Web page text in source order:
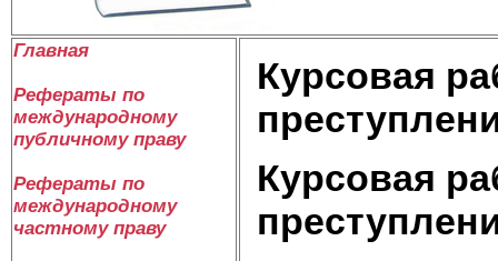
Главная
Рефераты по
международному
публичному праву
Рефераты по
международному
частному праву
Курсовая
Курсовая